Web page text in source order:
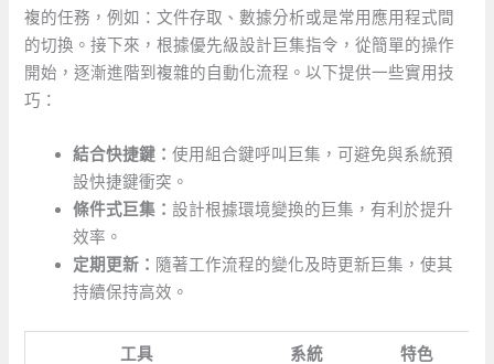
複的任務，例如：文件存取、數據分析或是常用應用程式間
的切換。接下來，根據優先級設計巨集指令，從簡單的操作
開始，逐漸進階到複雜的自動化流程。以下提供一些實用技
巧：
結合快捷鍵：使用組合鍵呼叫巨集，可避免與系統預
設快捷鍵衝突。
條件式巨集：設計根據環境變換的巨集，有利於提升
效率。
定期更新： 隨著工作流程的變化及時更新巨集，使其
持續保持高效。
工具 系統 特色